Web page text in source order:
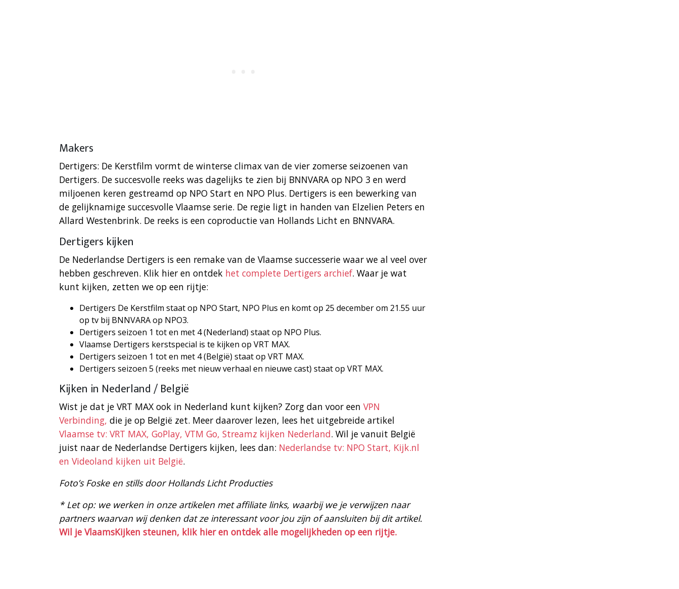
Makers
Dertigers: De Kerstfilm vormt de winterse climax van de vier zomerse seizoenen van
Dertigers. De succesvolle reeks was dagelijks te zien bij BNNVARA op NPO 3 en werd
miljoenen keren gestreamd op NPO Start en NPO Plus. Dertigers is een bewerking van
de gelijknamige succesvolle Vlaamse serie. De regie ligt in handen van Elzelien Peters en
Allard Westenbrink. De reeks is een coproductie van Hollands Licht en BNNVARA.
Dertigers kijken
De Nederlandse Dertigers is een remake van de Vlaamse successerie waar we al veel over
hebben geschreven. Klik hier en ontdek het complete Dertigers archief. Waar je wat
kunt kijken, zetten we op een rijtje:
Dertigers De Kerstfilm staat op NPO Start, NPO Plus en komt op 25 december om 21.55 uur
op tv bij BNNVARA op NPO3.
Dertigers seizoen 1 tot en met 4 (Nederland) staat op NPO Plus.
Vlaamse Dertigers kerstspecial is te kijken op VRT MAX.
Dertigers seizoen 1 tot en met 4 (België) staat op VRT MAX.
Dertigers seizoen 5 (reeks met nieuw verhaal en nieuwe cast) staat op VRT MAX.
Kijken in Nederland / België
Wist je dat je VRT MAX ook in Nederland kunt kijken? Zorg dan voor een VPN
Verbinding, die je op België zet. Meer daarover lezen, lees het uitgebreide artikel
Vlaamse tv: VRT MAX, GoPlay, VTM Go, Streamz kijken Nederland. Wil je vanuit België
juist naar de Nederlandse Dertigers kijken, lees dan: Nederlandse tv: NPO Start, Kijk.nl
en Videoland kijken uit België.
Foto’s Foske en stills door Hollands Licht Producties
* Let op: we werken in onze artikelen met affiliate links, waarbij we je verwijzen naar
partners waarvan wij denken dat ze interessant voor jou zijn of aansluiten bij dit artikel.
Wil je VlaamsKijken steunen, klik hier en ontdek alle mogelijkheden op een rijtje.